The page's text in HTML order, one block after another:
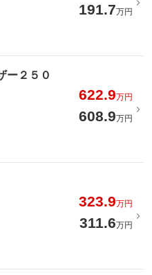
191.7万円
ー２５０
622.9万円
608.9万円
323.9万円
311.6万円